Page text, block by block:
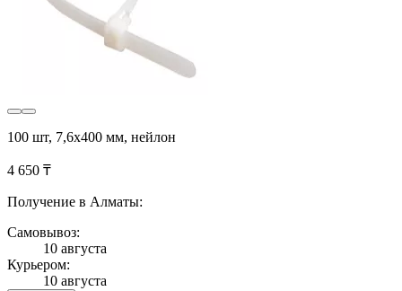
100 шт, 7,6х400 мм, нейлон
4 650 ₸
Получение в Алматы:
Самовывоз:
10 августа
Курьером:
10 августа